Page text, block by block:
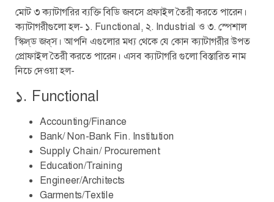
মোট ৩ ক্যাটাগরির ব্যক্তি বিডি জবসে প্রফাইল তৈরী করতে পারেন।
ক্যাটাগরীগুলো হল- ১. Functional, ২. Industrial ও ৩. স্পেশাল
স্কিল্‌ড জব্‌স। আপনি এগুলোর মধ্য থেকে যে কোন ক্যাটাগরীর উপত
প্রোফাইল তৈরী করতে পারেন। এসব ক্যাটাগরি গুলো বিস্তারিত নাম
নিচে দেওয়া হল-
১. Functional
Accounting/Finance
Bank/ Non-Bank Fin. Institution
Supply Chain/ Procurement
Education/Training
Engineer/Architects
Garments/Textile